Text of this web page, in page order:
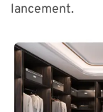
lancement.